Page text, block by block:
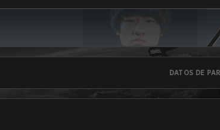
DATOS DE